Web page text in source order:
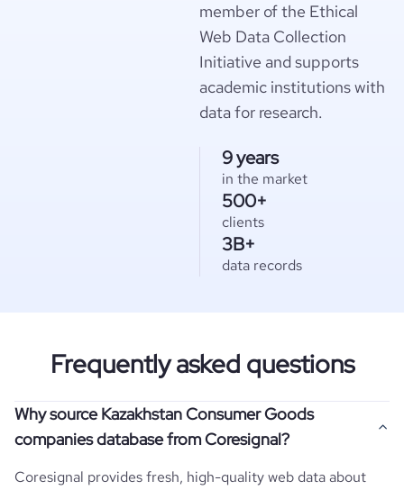
member of the Ethical
Web Data Collection
Initiative and supports
academic institutions with
data for research.
9 years
in the market
500+
clients
3B+
data records
Frequently asked questions
Why source Kazakhstan Consumer Goods
companies database from Coresignal?
Coresignal provides fresh, high-quality web data about